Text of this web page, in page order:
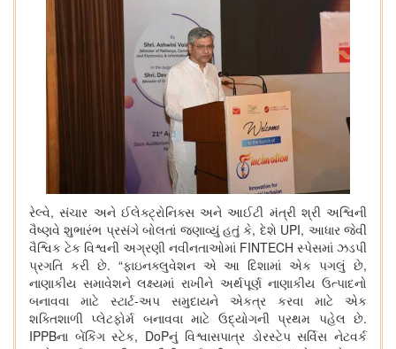
રેલ્વે, સંચાર અને ઈલેક્ટ્રોનિક્સ અને આઈટી મંત્રી શ્રી અશ્વિની
વૈષ્ણવે શુભારંભ પ્રસંગે બોલતાં જણાવ્યું હતું કે, દેશે UPI, આધાર જેવી
વૈશ્વિક ટેક વિશ્વની અગ્રણી નવીનતાઓમાં FINTECH સ્પેસમાં ઝડપી
પ્રગતિ કરી છે. “ફાઇનક્લુવેશન એ આ દિશામાં એક પગલું છે,
નાણાકીય સમાવેશને લક્ષ્યમાં રાખીને અર્થપૂર્ણ નાણાકીય ઉત્પાદનો
બનાવવા માટે સ્ટાર્ટ-અપ સમુદાયને એકત્ર કરવા માટે એક
શક્તિશાળી પ્લેટફોર્મ બનાવવા માટે ઉદ્યોગની પ્રથમ પહેલ છે.
IPPBના બેંકિંગ સ્ટેક, DoPનું વિશ્વાસપાત્ર ડોરસ્ટેપ સર્વિસ નેટવર્ક